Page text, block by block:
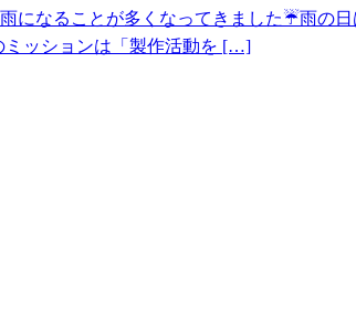
になることが多くなってきました☔雨の
ミッションは「製作活動を […]